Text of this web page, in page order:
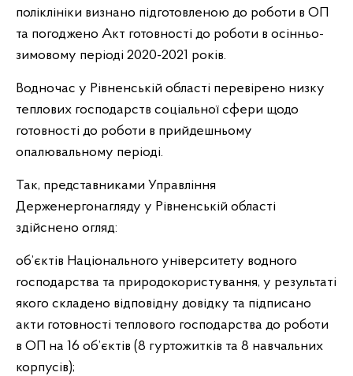
поліклініки визнано підготовленою до роботи в ОП
та погоджено Акт готовності до роботи в осінньо-
зимовому періоді 2020-2021 років.
Водночас у Рівненській області перевірено низку
теплових господарств соціальної сфери щодо
готовності до роботи в прийдешньому
опалювальному періоді.
Так, представниками Управління
Держенергонагляду у Рівненській області
здійснено огляд:
об’єктів Національного університету водного
господарства та природокористування, у результаті
якого складено відповідну довідку та підписано
акти готовності теплового господарства до роботи
в ОП на 16 об’єктів (8 гуртожитків та 8 навчальних
корпусів);